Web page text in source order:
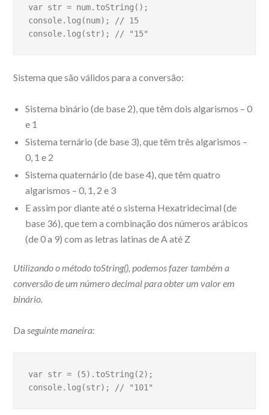
var str = num.toString();
console.log(num); // 15
console.log(str); // "15"
Sistema que são válidos para a conversão:
Sistema binário (de base 2), que têm dois algarismos – 0
e 1
Sistema ternário (de base 3), que têm três algarismos –
0, 1 e 2
Sistema quaternário (de base 4), que têm quatro
algarismos – 0, 1, 2 e 3
E assim por diante até o sistema Hexatridecimal (de
base 36), que tem a combinação dos números arábicos
(de 0 a 9) com as letras latinas de A até Z
Utilizando o método toString(), podemos fazer também a
conversão de um número decimal para obter um valor em
binário.
Da seguinte maneira:
var str = (5).toString(2);
console.log(str); // "101"